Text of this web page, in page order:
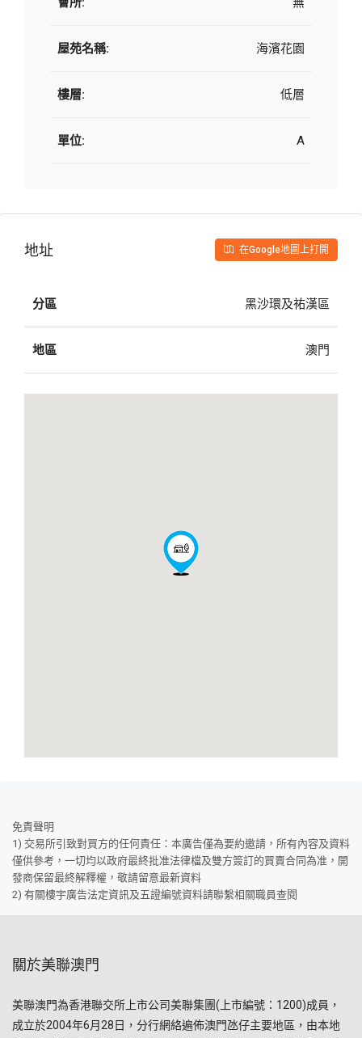
屋苑名稱: 海濱花園
樓層: 低層
單位: A
地址 在Google地圖上打開
分區 黑沙環及祐漢區
地區 澳門
免責聲明
1) 交易所引致對買方的任何責任：本廣告僅為要約邀請，所有內容及資料
僅供參考，一切均以政府最終批准法律檔及雙方簽訂的買賣合同為准，開
發商保留最終解釋權，敬請留意最新資料
2) 有關樓宇廣告法定資訊及五證編號資料請聯繫相關職員查閱
關於美聯澳門
美聯澳門為香港聯交所上市公司美聯集團(上市編號：1200)成員，
成立於2004年6月28日，分行網絡遍佈澳門氹仔主要地區，由本地